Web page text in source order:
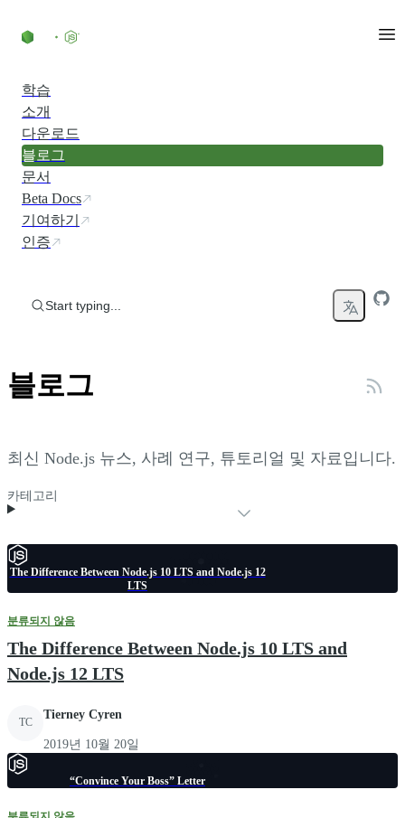
학습
소개
다운로드
블로그
문서
Beta Docs
기여하기
인증
Start typing...
블로그
최신 Node.js 뉴스, 사례 연구, 튜토리얼 및 자료입니다.
카테고리
The Difference Between Node.js 10 LTS and Node.js 12
LTS
분류되지 않음
The Difference Between Node.js 10 LTS and
Node.js 12 LTS
TC
Tierney Cyren
2019년 10월 20일
“Convince Your Boss” Letter